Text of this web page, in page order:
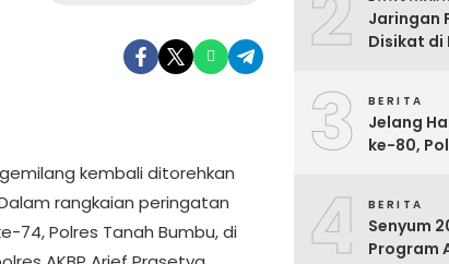
kembali ditorehkan
rangkaian peringatan
74, Polres Tanah Bumbu, di
Juara
Jaringan
Disikat di
3 BERITA
Jelang
ke-80,
4 BERITA
Senyum
Program